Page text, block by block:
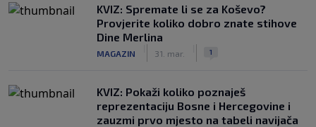
KVIZ: Spremate li se za Koševo?
Provjerite koliko dobro znate stihove
Dine Merlina
MAGAZIN 31. mar. 1
KVIZ: Pokaži koliko poznaješ
reprezentaciju Bosne i Hercegovine i
zauzmi prvo mjesto na tabeli navijača